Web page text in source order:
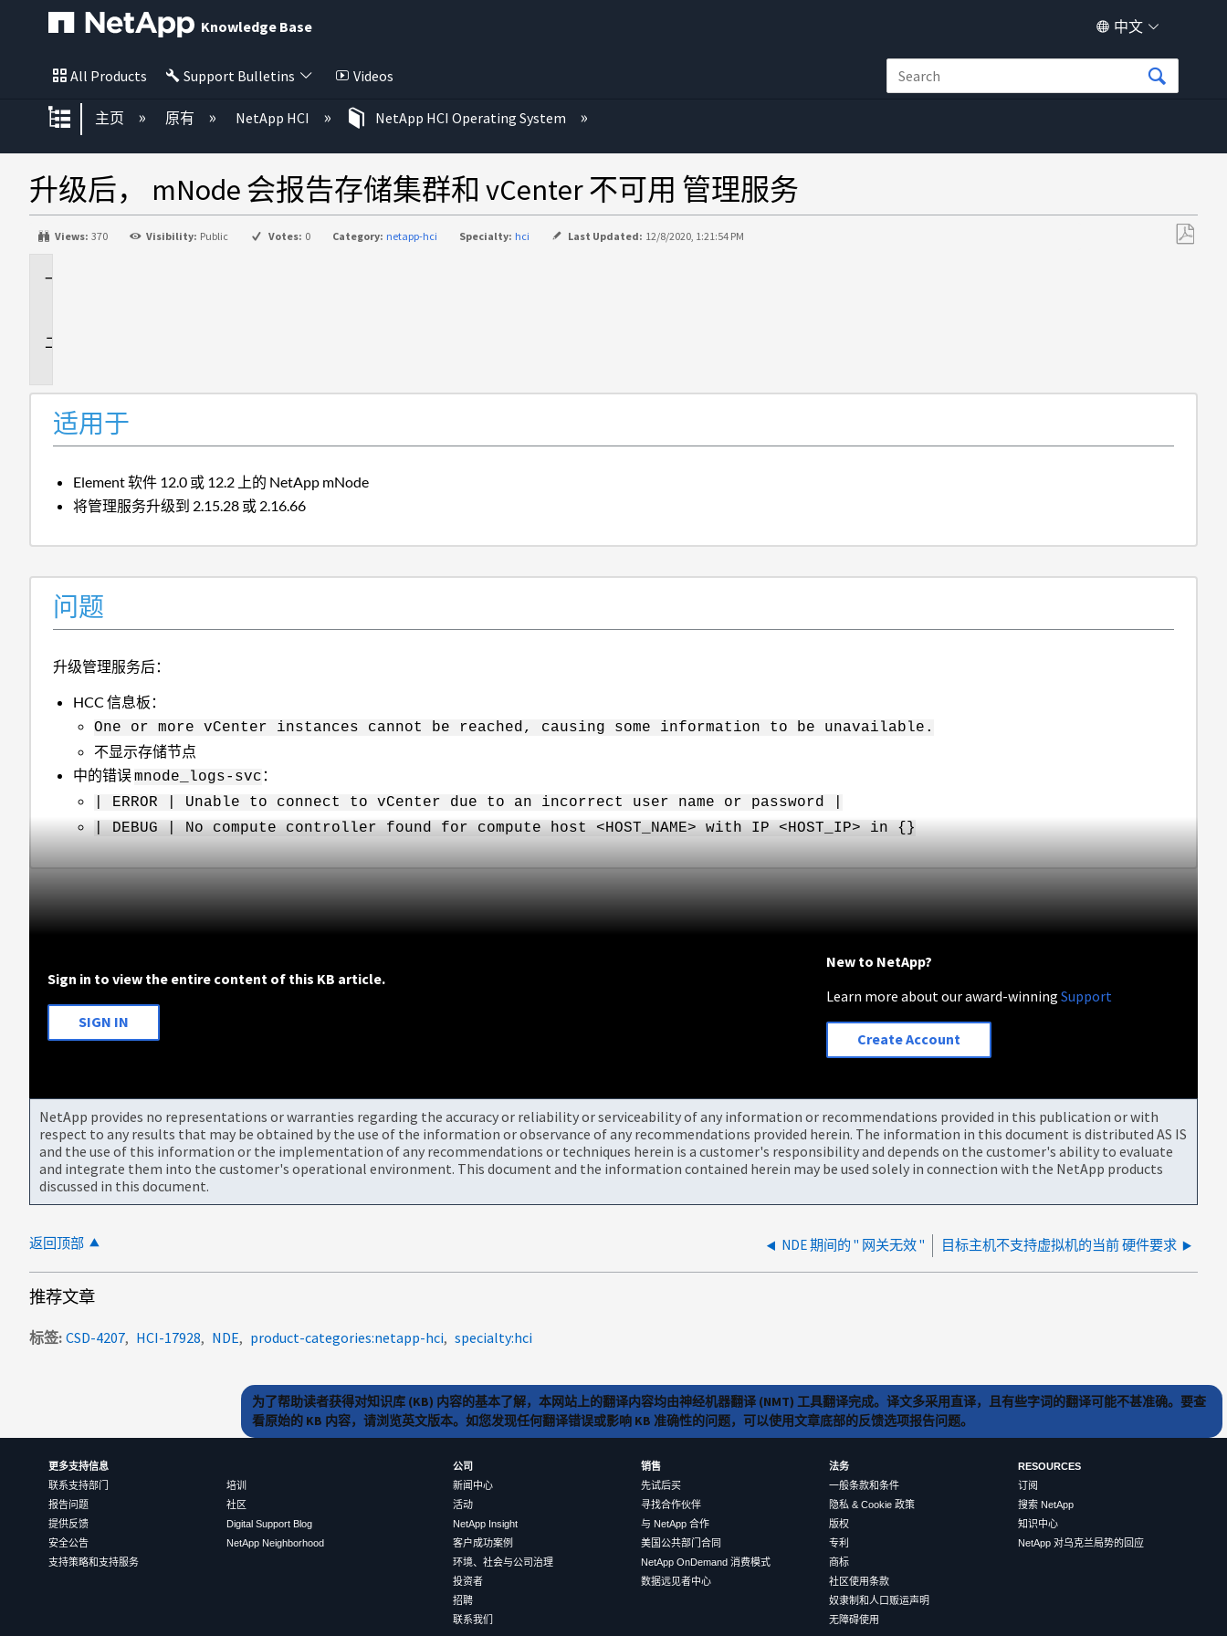
Knowledge Base 中文
All Products Support Bulletins Videos
扩展/隐缩全局层次
主页 原有 NetApp HCI NetApp HCI Operating System
升级后， mNode 会报告存储集群和 vCenter 不可用 管理服务
Views: 370 Visibility: Public Votes: 0 Category: netapp-hci Specialty: hci Last Updated: 12/8/2020, 1:21:54 PM
适用于
Element 软件 12.0 或 12.2 上的 NetApp mNode
将管理服务升级到 2.15.28 或 2.16.66
问题
升级管理服务后：
HCC 信息板：
One or more vCenter instances cannot be reached, causing some information to be unavailable.
不显示存储节点
中的错误mnode_logs-svc ：
| ERROR | Unable to connect to vCenter due to an incorrect user name or password |
| DEBUG | No compute controller found for compute host <HOST_NAME> with IP <HOST_IP> in {}
Sign in to view the entire content of this KB article.
SIGN IN
New to NetApp?
Learn more about our award-winningSupport
Create Account
NetApp provides no representations or warranties regarding the accuracy or reliability or serviceability of any information or recommendations provided in this publication or with
respect to any results that may be obtained by the use of the information or observance of any recommendations provided herein. The information in this document is distributed AS IS
and the use of this information or the implementation of any recommendations or techniques herein is a customer's responsibility and depends on the customer's ability to evaluate
and integrate them into the customer's operational environment. This document and the information contained herein may be used solely in connection with the NetApp products
discussed in this document.
返回顶部 NDE 期间的 " 网关无效 " 目标主机不支持虚拟机的当前 硬件要求
推荐文章
标签 CSD-4207 HCI-17928 NDE product-categories:netapp-hci specialty:hci
为了帮助读者获得对知识库 (KB) 内容的基本了解，本网站上的翻译内容均由神经机器翻译 (NMT) 工具翻译完成。译文多采用直译，且有些字词的翻译可能不甚准确。要查
看原始的 KB 内容，请浏览英文版本。如您发现任何翻译错误或影响 KB 准确性的问题，可以使用文章底部的反馈选项报告问题。
更多支持信息
联系支持部门
报告问题
提供反馈
安全公告
支持策略和支持服务
培训
社区
Digital Support Blog
NetApp Neighborhood
公司
新闻中心
活动
NetApp Insight
客户成功案例
环境、社会与公司治理
投资者
招聘
联系我们
销售
先试后买
寻找合作伙伴
与 NetApp 合作
美国公共部门合同
NetApp OnDemand 消费模式
数据远见者中心
法务
一般条款和条件
隐私 & Cookie 政策
版权
专利
商标
社区使用条款
奴隶制和人口贩运声明
无障碍使用
RESOURCES
订阅
搜索 NetApp
知识中心
NetApp 对乌克兰局势的回应